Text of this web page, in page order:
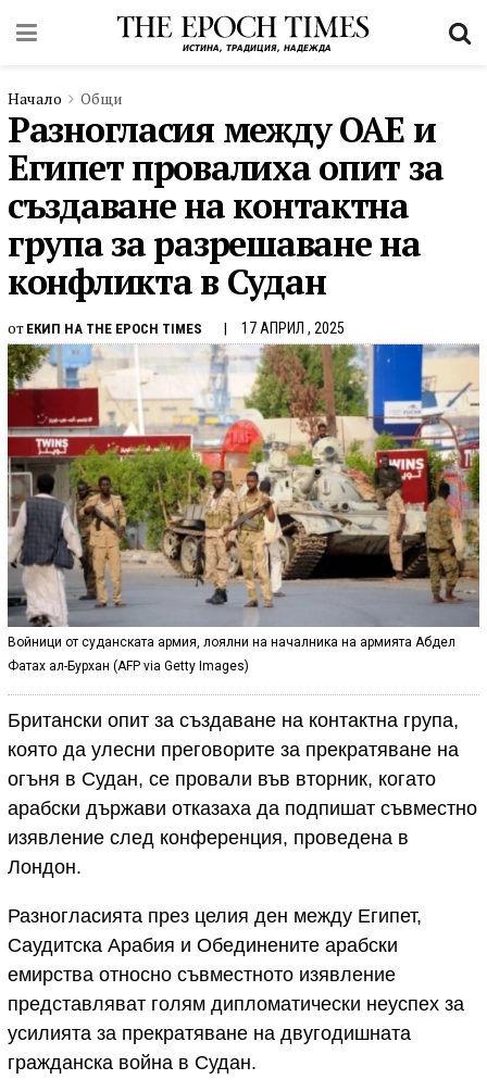
Начало Общи
Разногласия между ОАЕ и
Египет провалиха опит за
създаване на контактна
група за разрешаване на
конфликта в Судан
от ЕКИП НА THE EPOCH TIMES 17 АПРИЛ , 2025
Войници от суданската армия, лоялни на началника на армията Абдел
Фатах ал-Бурхан (AFP via Getty Images)
Британски опит за създаване на контактна група,
която да улесни преговорите за прекратяване на
огъня в Судан, се провали във вторник, когато
арабски държави отказаха да подпишат съвместно
изявление след конференция, проведена в
Лондон.
Разногласията през целия ден между Египет,
Саудитска Арабия и Обединените арабски
емирства относно съвместното изявление
представляват голям дипломатически неуспех за
усилията за прекратяване на двугодишната
гражданска война в Судан.